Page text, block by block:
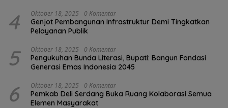
4 Oktober 18, 2025 0 Komentar
Genjot Pembangunan Infrastruktur Demi Tingkatkan
Pelayanan Publik
5 Oktober 18, 2025 0 Komentar
Pengukuhan Bunda Literasi, Bupati: Bangun Fondasi
Generasi Emas Indonesia 2045
6 Oktober 18, 2025 0 Komentar
Pemkab Deli Serdang Buka Ruang Kolaborasi Semua
Elemen Masyarakat